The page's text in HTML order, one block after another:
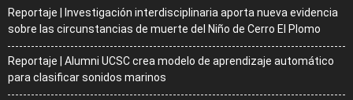
Reportaje | Investigación interdisciplinaria aporta nueva evidencia
sobre las circunstancias de muerte del Niño de Cerro El Plomo
Reportaje | Alumni UCSC crea modelo de aprendizaje automático
para clasificar sonidos marinos